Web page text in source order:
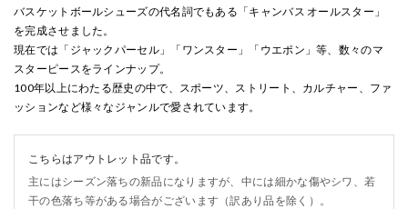
バスケットボールシューズの代名詞でもある「キャンバス オールスター」
を完成させました。
現在では「ジャックパーセル」「ワンスター」「ウエポン」等、数々のマ
スターピースをラインナップ。
100年以上にわたる歴史の中で、スポーツ、ストリート、カルチャー、ファ
ッションなど様々なジャンルで愛されています。
こちらはアウトレット品です。
主にはシーズン落ちの新品になりますが、中には細かな傷やシワ、若
干の色落ち等がある場合がございます（訳あり品を除く）。